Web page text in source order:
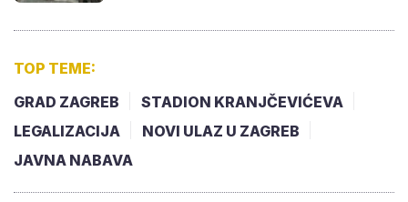
TOP TEME:
GRAD ZAGREB
STADION KRANJČEVIĆEVA
LEGALIZACIJA
NOVI ULAZ U ZAGREB
JAVNA NABAVA